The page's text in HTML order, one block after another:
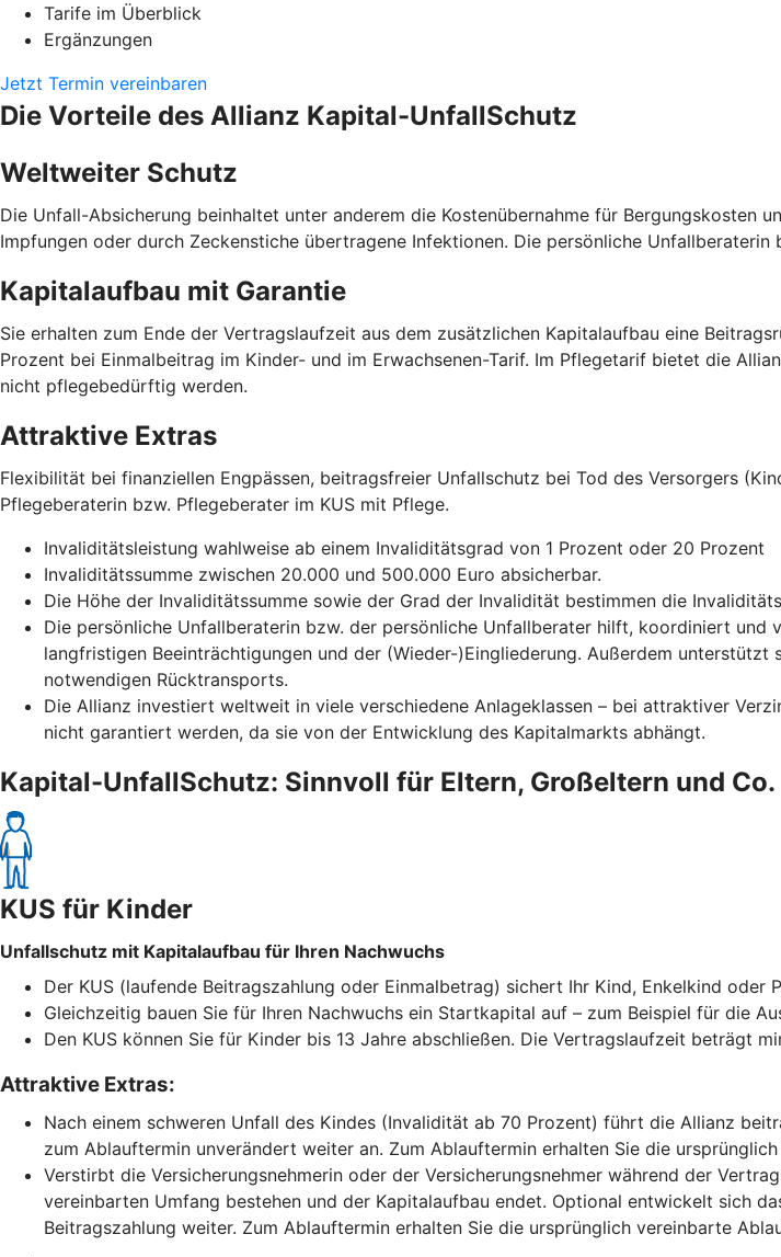
Tarife im Überblick
Ergänzungen
Jetzt Termin vereinbaren
Die Vorteile des Allianz Kapital-UnfallSchutz
Weltweiter Schutz
Die Unfall-Absicherung beinhaltet unter anderem die Kostenübernahme für Bergungskosten
Impfungen oder durch Zeckenstiche übertragene Infektionen. Die persönliche
Kapitalaufbau mit Garantie
Sie erhalten zum Ende der Vertragslaufzeit aus dem zusätzlichen Kapitalaufbau eine
Prozent bei Einmalbeitrag im Kinder- und im Erwachsenen-Tarif. Im Pflegetarif bietet die
nicht pflegebedürftig werden.
Attraktive Extras
Flexibilität bei finanziellen Engpässen, beitragsfreier Unfallschutz bei Tod des Versorgers
Pflegeberaterin bzw. Pflegeberater im KUS mit Pflege.
Invaliditätsleistung wahlweise ab einem Invaliditätsgrad von 1 Prozent oder 20 Prozent
Invaliditätssumme zwischen 20.000 und 500.000 Euro absicherbar.
Die Höhe der Invaliditätssumme sowie der Grad der Invalidität bestimmen die
Die persönliche Unfallberaterin bzw. der persönliche Unfallberater hilft, koordiniert
langfristigen Beeinträchtigungen und der (Wieder-)Eingliederung. Außerdem
notwendigen Rücktransports.
Die Allianz investiert weltweit in viele verschiedene Anlageklassen – bei attraktiver
nicht garantiert werden, da sie von der Entwicklung des Kapitalmarkts abhängt.
Kapital-UnfallSchutz: Sinnvoll für Eltern, Großeltern und Co.
KUS für Kinder
Unfallschutz mit Kapitalaufbau für Ihren Nachwuchs
Der KUS (laufende Beitragszahlung oder Einmalbetrag) sichert Ihr Kind, Enkelkind oder
Gleichzeitig bauen Sie für Ihren Nachwuchs ein Startkapital auf – zum Beispiel für die
Den KUS können Sie für Kinder bis 13 Jahre abschließen. Die Vertragslaufzeit beträgt
Attraktive Extras:
Nach einem schweren Unfall des Kindes (Invalidität ab 70 Prozent) führt die Allianz
zum Ablauftermin unverändert weiter an. Zum Ablauftermin erhalten Sie die
Verstirbt die Versicherungsnehmerin oder der Versicherungsnehmer während der
vereinbarten Umfang bestehen und der Kapitalaufbau endet. Optional entwickelt sich
Beitragszahlung weiter. Zum Ablauftermin erhalten Sie die ursprünglich vereinbarte